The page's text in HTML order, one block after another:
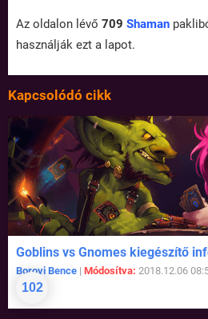
Az oldalon lévő 709 Shaman
használják ezt a lapot.
Kapcsolódó cikk
102
Goblins vs Gnomes kiegészítő
Borovi Bence | Módosítva: 2018.12.06